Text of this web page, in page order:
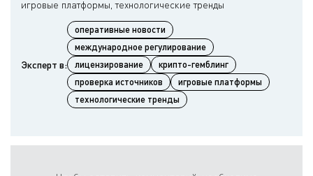
Эксперт в:
оперативные новости
международное регулирование
лицензирование
крипто-гемблинг
проверка источников
игровые платформы
технологические тренды